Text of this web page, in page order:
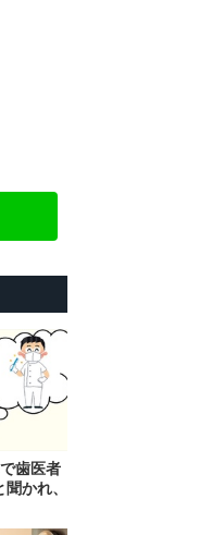
歯医者
かれ、